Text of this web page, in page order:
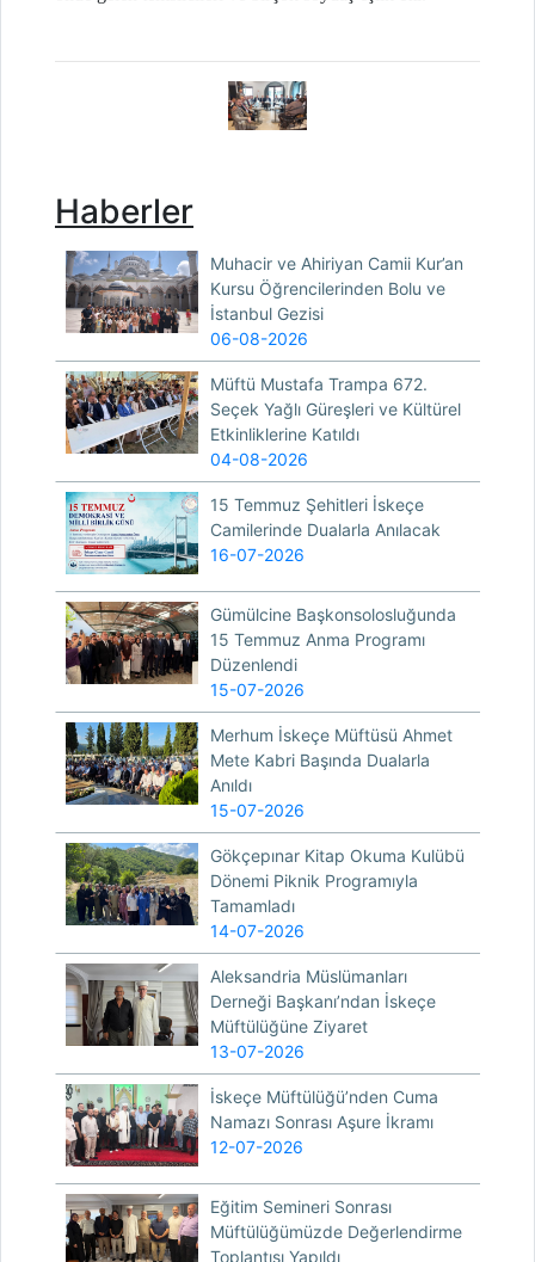
Haberler
Muhacir ve Ahiriyan Camii Kur’an
Kursu Öğrencilerinden Bolu ve
İstanbul Gezisi
06-08-2026
Müftü Mustafa Trampa 672.
Seçek Yağlı Güreşleri ve Kültürel
Etkinliklerine Katıldı
04-08-2026
15 Temmuz Şehitleri İskeçe
Camilerinde Dualarla Anılacak
16-07-2026
Gümülcine Başkonsolosluğunda
15 Temmuz Anma Programı
Düzenlendi
15-07-2026
Merhum İskeçe Müftüsü Ahmet
Mete Kabri Başında Dualarla
Anıldı
15-07-2026
Gökçepınar Kitap Okuma Kulübü
Dönemi Piknik Programıyla
Tamamladı
14-07-2026
Aleksandria Müslümanları
Derneği Başkanı’ndan İskeçe
Müftülüğüne Ziyaret
13-07-2026
İskeçe Müftülüğü’nden Cuma
Namazı Sonrası Aşure İkramı
12-07-2026
Eğitim Semineri Sonrası
Müftülüğümüzde Değerlendirme
Toplantısı Yapıldı